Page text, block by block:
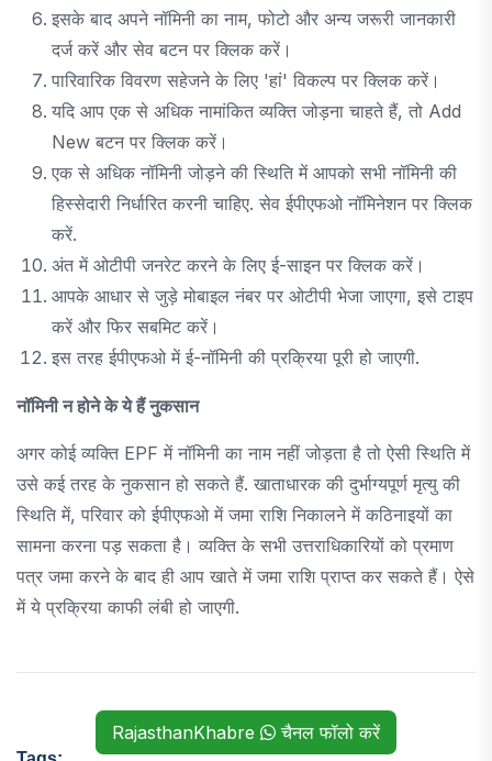
इसके बाद अपने नॉमिनी का नाम, फोटो और अन्य जरूरी जानकारी
दर्ज करें और सेव बटन पर क्लिक करें।
पारिवारिक विवरण सहेजने के लिए 'हां' विकल्प पर क्लिक करें।
यदि आप एक से अधिक नामांकित व्यक्ति जोड़ना चाहते हैं, तो Add
New बटन पर क्लिक करें।
एक से अधिक नॉमिनी जोड़ने की स्थिति में आपको सभी नॉमिनी की
हिस्सेदारी निर्धारित करनी चाहिए. सेव ईपीएफओ नॉमिनेशन पर क्लिक
करें.
अंत में ओटीपी जनरेट करने के लिए ई-साइन पर क्लिक करें।
आपके आधार से जुड़े मोबाइल नंबर पर ओटीपी भेजा जाएगा, इसे टाइप
करें और फिर सबमिट करें।
इस तरह ईपीएफओ में ई-नॉमिनी की प्रक्रिया पूरी हो जाएगी.
नॉमिनी न होने के ये हैं नुकसान
अगर कोई व्यक्ति EPF में नॉमिनी का नाम नहीं जोड़ता है तो ऐसी स्थिति में
उसे कई तरह के नुकसान हो सकते हैं. खाताधारक की दुर्भाग्यपूर्ण मृत्यु की
स्थिति में, परिवार को ईपीएफओ में जमा राशि निकालने में कठिनाइयों का
सामना करना पड़ सकता है। व्यक्ति के सभी उत्तराधिकारियों को प्रमाण
पत्र जमा करने के बाद ही आप खाते में जमा राशि प्राप्त कर सकते हैं। ऐसे
में ये प्रक्रिया काफी लंबी हो जाएगी.
RajasthanKhabre चैनल फॉलो करें